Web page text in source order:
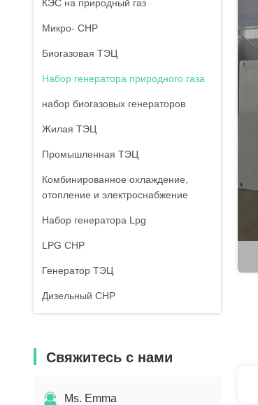
КЭС на природный газ
Микро- CHP
Биогазовая ТЭЦ
Набор генератора природного газа
набор биогазовых генераторов
Жилая ТЭЦ
Промышленная ТЭЦ
Комбинированное охлаждение,
отопление и электроснабжение
Набор генератора Lpg
LPG CHP
Генератор ТЭЦ
Дизельный CHP
Свяжитесь с нами
Ms. Emma